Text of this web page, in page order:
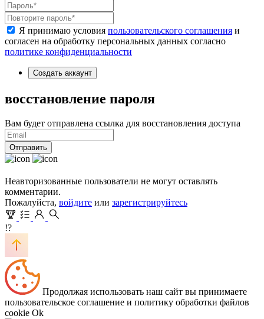
Я принимаю условия пользовательского соглашения и
согласен на обработку персональных данных согласно
политике конфиденциальности
Создать аккаунт
восстановление пароля
Вам будет отправлена ссылка для восстановления доступа
Отправить
Неавторизованные пользователи не могут оставлять
комментарии.
Пожалуйста, войдите или зарегистрируйтесь
!?
Продолжая использовать наш сайт вы принимаете
пользовательское соглашение и политику обработки файлов
cookie Ok